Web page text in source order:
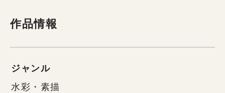
作品情報
ジャンル
水彩・素描